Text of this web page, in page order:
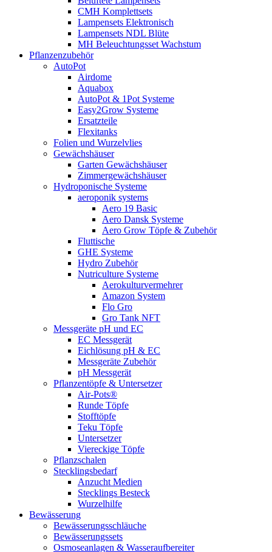
CMH Komplettsets
Lampensets Elektronisch
Lampensets NDL Blüte
MH Beleuchtungsset Wachstum
Pflanzenzubehör
AutoPot
Airdome
Aquabox
AutoPot & 1Pot Systeme
Easy2Grow Systeme
Ersatzteile
Flexitanks
Folien und Wurzelvlies
Gewächshäuser
Garten Gewächshäuser
Zimmergewächshäuser
Hydroponische Systeme
aeroponik systems
Aero 19 Basic
Aero Dansk Systeme
Aero Grow Töpfe & Zubehör
Fluttische
GHE Systeme
Hydro Zubehör
Nutriculture Systeme
Aerokulturvermehrer
Amazon System
Flo Gro
Gro Tank NFT
Messgeräte pH und EC
EC Messgerät
Eichlösung pH & EC
Messgeräte Zubehör
pH Messgerät
Pflanzentöpfe & Untersetzer
Air-Pots®
Runde Töpfe
Stofftöpfe
Teku Töpfe
Untersetzer
Viereckige Töpfe
Pflanzschalen
Stecklingsbedarf
Anzucht Medien
Stecklings Besteck
Wurzelhilfe
Bewässerung
Bewässerungsschläuche
Bewässerungssets
Osmoseanlagen & Wasseraufbereiter